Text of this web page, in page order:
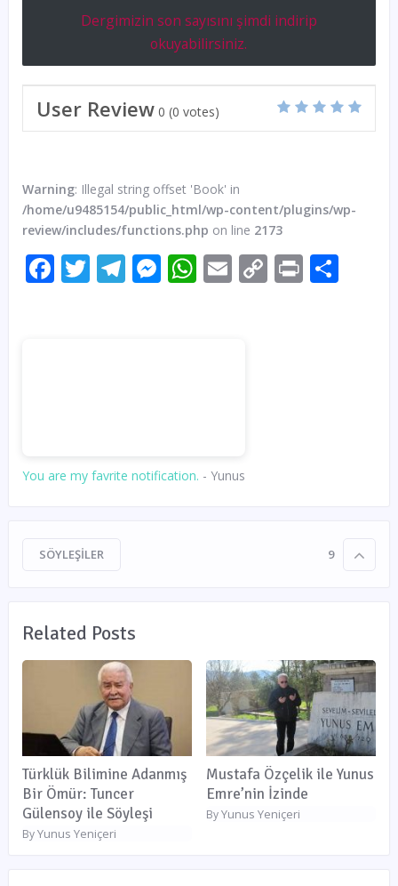
Dergimizin son sayısını şimdi indirip
okuyabilirsiniz.
User Review 0 (0 votes)
Warning: Illegal string offset 'Book' in
/home/u9485154/public_html/wp-content/plugins/wp-
review/includes/functions.php on line 2173
Facebook
Twitter
Telegram
Messenger
WhatsApp
Email
Copy
Print
You are my favrite notification. - Yunus
SÖYLEŞILER 9
Related Posts
Türklük Bilimine Adanmış
Bir Ömür: Tuncer
Gülensoy ile Söyleşi
ByYunus Yeniçeri
Mustafa Özçelik ile Yunus
Emre’nin İzinde
ByYunus Yeniçeri